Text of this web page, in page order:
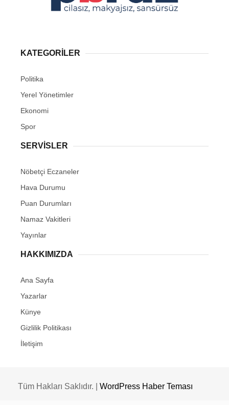
KATEGORİLER
Politika
Yerel Yönetimler
Ekonomi
Spor
SERVİSLER
Nöbetçi Eczaneler
Hava Durumu
Puan Durumları
Namaz Vakitleri
Yayınlar
HAKKIMIZDA
Ana Sayfa
Yazarlar
Künye
Gizlilik Politikası
İletişim
Tüm Hakları Saklıdır. | WordPress Haber Teması